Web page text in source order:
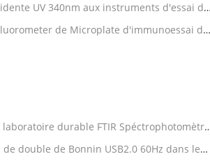
UV 340nm aux instruments d'essai de
de Microplate d'immunoessai de
durable FTIR Spéctrophotomètre
OEM
double de Bonnin USB2.0 60Hz dans le